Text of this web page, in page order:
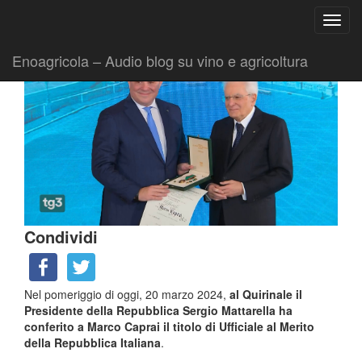
Enoagricola – Audio blog su vino e agricoltura
Condividi
Nel pomeriggio di oggi, 20 marzo 2024, al Quirinale il
Presidente della Repubblica Sergio Mattarella ha
conferito a Marco Caprai il titolo di Ufficiale al Merito
della Repubblica Italiana.